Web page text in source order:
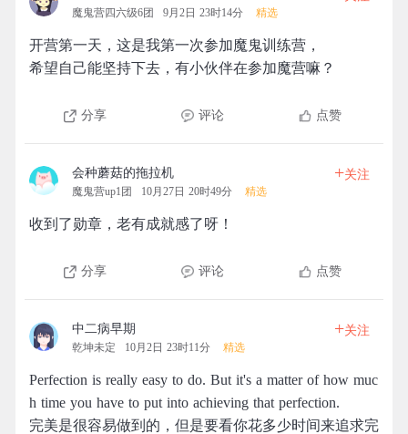
魔鬼营四六级6团 9月2日 23时14分 精选
开营第一天，这是我第一次参加魔鬼训练营，
希望自己能坚持下去，有小伙伴在参加魔营嘛？
分享 评论 点赞
会种蘑菇的拖拉机
魔鬼营up1团 10月27日 20时49分 精选
+关注
收到了勋章，老有成就感了呀！
分享 评论 点赞
中二病早期
乾坤未定 10月2日 23时11分 精选
+关注
Perfection is really easy to do. But it's a matter of how muc
h time you have to put into achieving that perfection.
完美是很容易做到的，但是要看你花多少时间来追求完